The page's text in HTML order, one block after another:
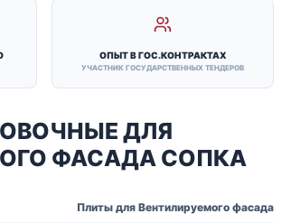
ОПЫТ В ГОС.КОНТРАКТАХ
УЧАСТНИК ГОСУДАРСТВЕННЫХ ТЕНДЕРОВ
ДЛЯ
ФАСАДА СОПКА
Плиты для Вентилируемого фасада